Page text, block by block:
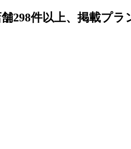
298件以上、掲載プラ